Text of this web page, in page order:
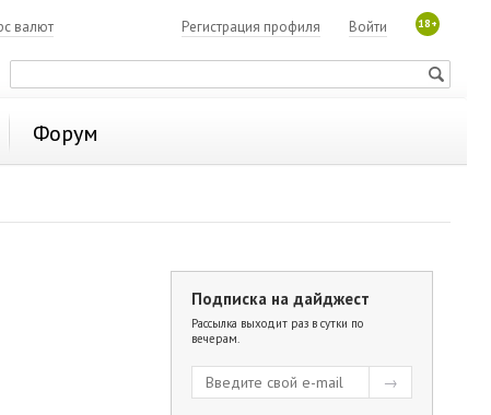
валют 18+
Войти
Регистрация профиля
Форум
Подписка на дайджест
Рассылка выходит раз в сутки по
вечерам.